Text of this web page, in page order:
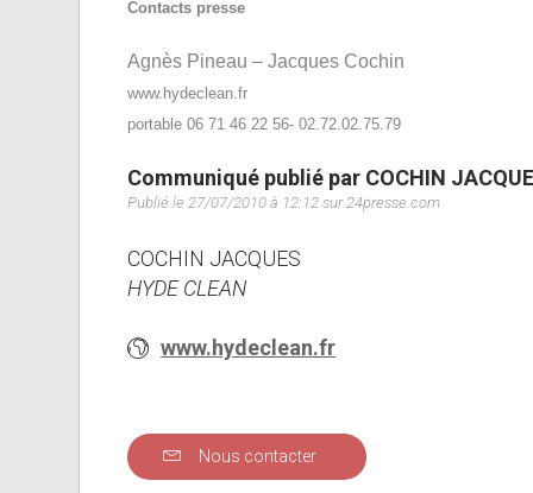
Contacts presse
Agnès Pineau – Jacques Cochin
www.hydeclean.fr
portable 06 71 46 22 56- 02.72.02.75.79
Communiqué publié par COCHIN
Publié le 27/07/2010 à 12:12 sur 24presse.com
COCHIN JACQUES
HYDE CLEAN
www.hydeclean.fr
Nous contacter